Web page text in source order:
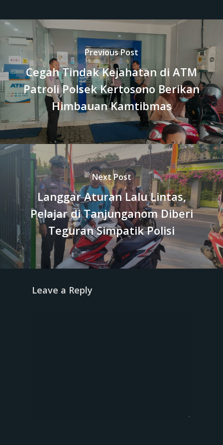
Previous Post
Cegah Tindak Kejahatan di ATM
Patroli Polsek Kertosono Berikan
Himbauan Kamtibmas
Next Post
Langgar Aturan Lalu Lintas,
Pelajar di Tanjunganom Diberi
Teguran Simpatik Polisi
Leave a Reply